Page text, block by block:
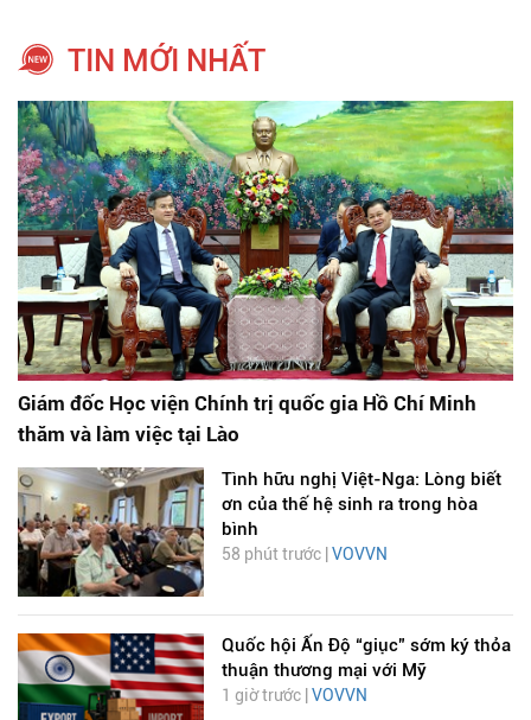
TIN MỚI NHẤT
Giám đốc Học viện Chính trị quốc gia Hồ Chí Minh
thăm và làm việc tại Lào
Tình hữu nghị Việt-Nga: Lòng biết
ơn của thế hệ sinh ra trong hòa
bình
58 phút trước |VOVVN
Quốc hội Ấn Độ “giục” sớm ký thỏa
thuận thương mại với Mỹ
1 giờ trước | VOVVN